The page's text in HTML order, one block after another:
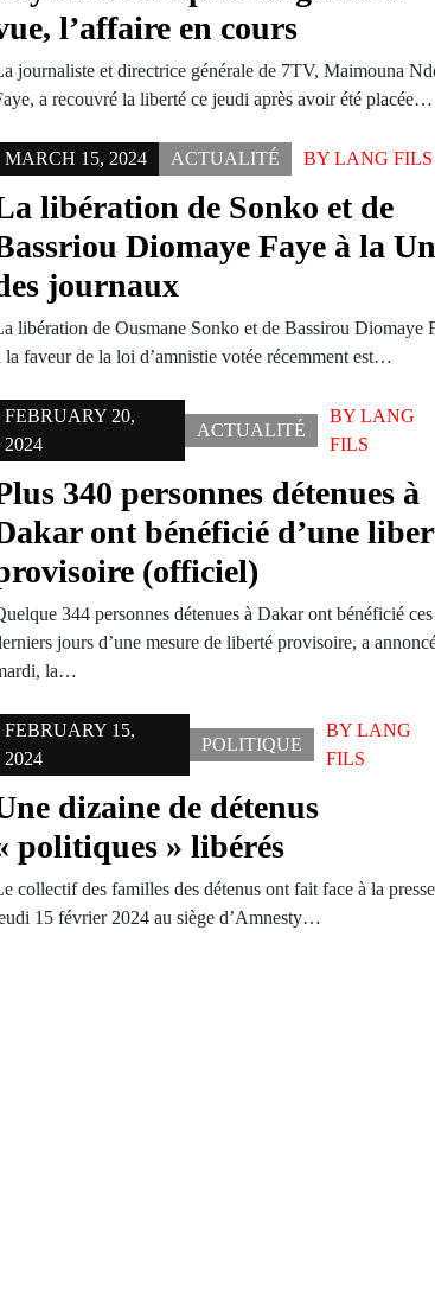
l’affaire en cours
journaliste et directrice générale de 7TV, Maimouna
a recouvré la liberté ce jeudi après avoir été placée…
MARCH 15, 2024 ACTUALITÉ BY LANG FILS
libération de Sonko et de
Diomaye Faye à la
journaux
libération de Ousmane Sonko et de Bassirou Diomaye
la faveur de la loi d’amnistie votée récemment est…
FEBRUARY 20,
2024
ACTUALITÉ
BY LANG
FILS
340 personnes détenues à
ont bénéficié d’une
(officiel)
344 personnes détenues à Dakar ont bénéficié ces
jours d’une mesure de liberté provisoire, a
la…
FEBRUARY 15,
2024
POLITIQUE
BY LANG
FILS
dizaine de détenus
politiques » libérés
collectif des familles des détenus ont fait face à la
15 février 2024 au siège d’Amnesty…